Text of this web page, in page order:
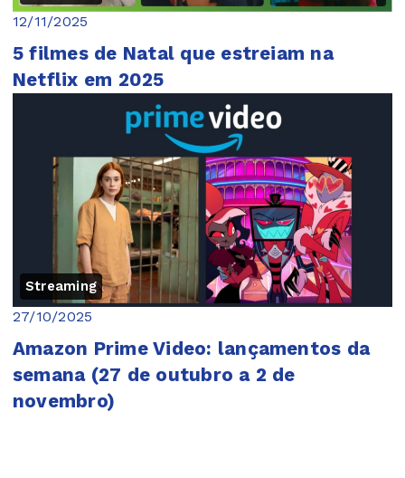
12/11/2025
5 filmes de Natal que estreiam na
Netflix em 2025
Streaming
27/10/2025
Amazon Prime Video: lançamentos da
semana (27 de outubro a 2 de
novembro)